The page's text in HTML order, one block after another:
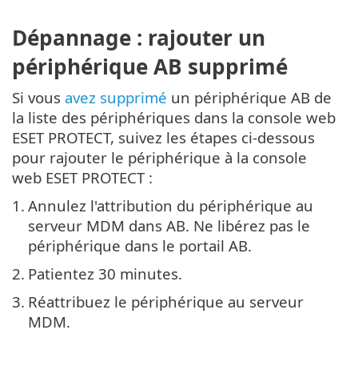
Dépannage : rajouter un
périphérique AB supprimé
Si vous avez supprimé un périphérique AB de
la liste des périphériques dans la console web
ESET PROTECT, suivez les étapes ci-dessous
pour rajouter le périphérique à la console
web ESET PROTECT :
1. Annulez l'attribution du périphérique au
serveur MDM dans AB. Ne libérez pas le
périphérique dans le portail AB.
2. Patientez 30 minutes.
3. Réattribuez le périphérique au serveur
MDM.